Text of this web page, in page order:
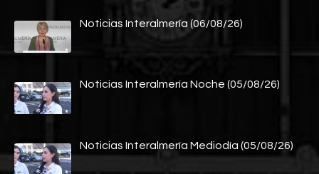
Noticias Interalmería (06/08/26)
Noticias Interalmería Noche (05/08/26)
Noticias Interalmería Mediodía (05/08/26)